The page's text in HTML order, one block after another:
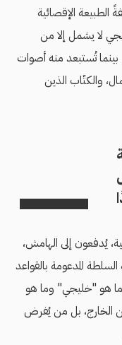
الطبيعة الإقصائية
لا يشمل إلا من
بينما تُستبعد منه أصوات
والكتّاب الذين
يُدفعون إلى الهامش،
المدعومة بالقواعد
ما هو "خليجي" وما هو
الخارج، بل من يُفرض